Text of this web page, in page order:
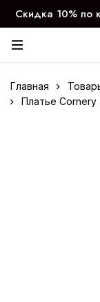
Скидка 10% по
Главная
Платье Cornery